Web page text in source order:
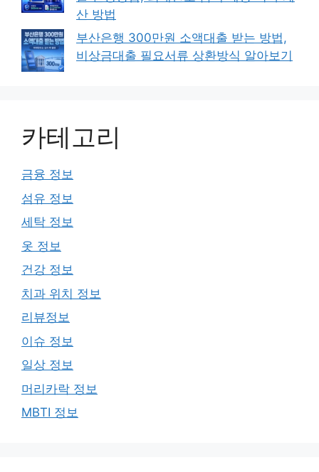
산 방법
부산은행 300만원 소액대출 받는 방법,
비상금대출 필요서류 상환방식 알아보기
카테고리
금융 정보
섬유 정보
세탁 정보
옷 정보
건강 정보
치과 위치 정보
리뷰정보
이슈 정보
일상 정보
머리카락 정보
MBTI 정보